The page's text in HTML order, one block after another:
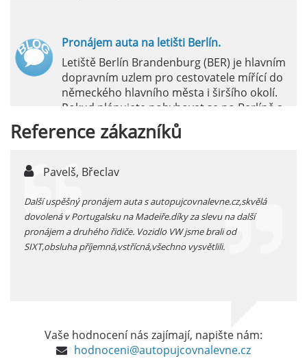
Pronájem auta na letišti Berlín.
Letiště Berlín Brandenburg (BER) je hlavním
dopravním uzlem pro cestovatele mířící do
německého hlavního města i širšího okolí.
Pokud plánujete pohybovat se po Berlíně a
okolních regionech bez omezení, pronájem
auta přímo na letišti je ideální volbou.
Letiště Marseille, oficiálně známé jako
mezinárodní letiště Marseille-Provence, je
hlavní vstupní branou do regionu Provence
a nachází se přibližně 27 km od centra města
Půjčení auta na letišti v Alicante je výborný
způsob, jak pohodlně objevovat město i jeho
Reference zákazníků
Pavelš, Břeclav
Další uspěšný pronájem auta s autopujcovnalevne.cz,skvělá
dovolená v Portugalsku na Madeiře.díky za slevu na další
pronájem a druhého řidiče. Vozidlo VW jsme brali od
SIXT,obsluha příjemná,vstřícná,všechno vysvětlili.
Vaše hodnocení nás zajímají, napište nám:
hodnoceni@autopujcovnalevne.cz